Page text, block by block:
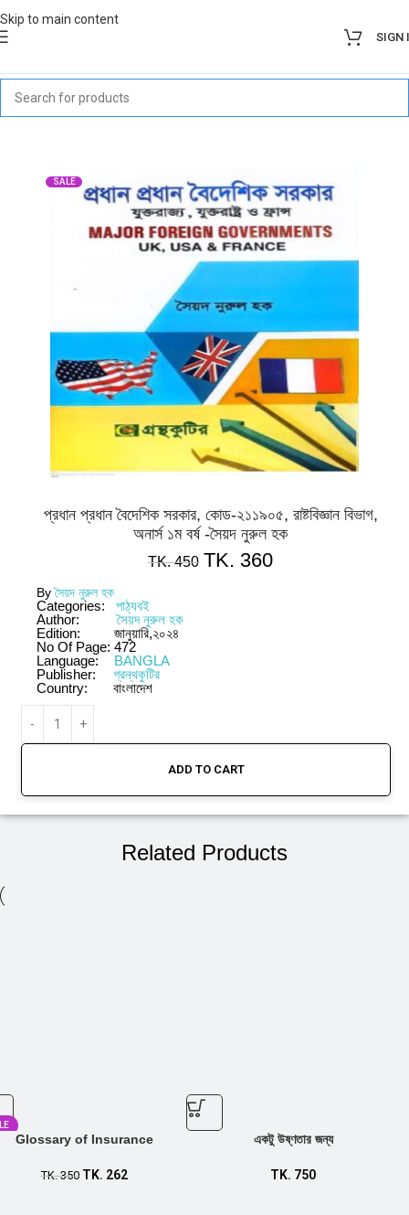
Skip to main content
SIGN
SALE
প্রধান প্রধান বৈদেশিক সরকার, কোড-২১১৯০৫, রাষ্টবিজ্ঞান বিভাগ,
অনার্স ১ম বর্ষ -সৈয়দ নুরুল হক
TK.450 TK. 360
Byসৈয়দ নুরুল হক
Categories:
পাঠ্যবই
Author:
সৈয়দ নুরুল হক
Edition:
জানুয়ারি,২০২৪
No Of Page: 472
Language:
BANGLA
Publisher:
গ্রন্থকুটির
Country:
বাংলাদেশ
ADD TO CART
Related Products
Glossary of Insurance
TK.350 TK. 262
একটু উষ্ণতার জন্য
TK. 750